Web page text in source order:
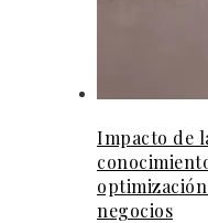
Impacto de
negocios